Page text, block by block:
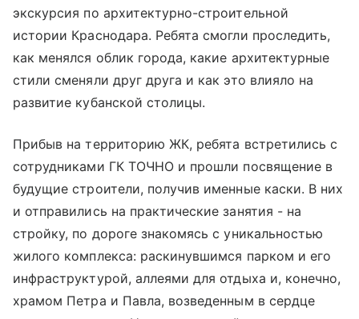
экскурсия по архитектурно-строительной
истории Краснодара. Ребята смогли проследить,
как менялся облик города, какие архитектурные
стили сменяли друг друга и как это влияло на
развитие кубанской столицы.
Прибыв на территорию ЖК, ребята встретились с
сотрудниками ГК ТОЧНО и прошли посвящение в
будущие строители, получив именные каски. В них
и отправились на практические занятия - на
стройку, по дороге знакомясь с уникальностью
жилого комплекса: раскинувшимся парком и его
инфраструктурой, аллеями для отдыха и, конечно,
храмом Петра и Павла, возведенным в сердце